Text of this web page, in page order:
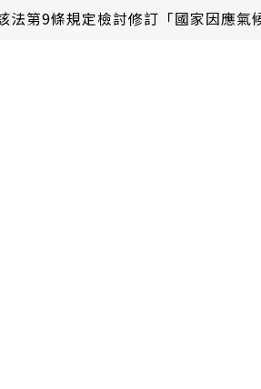
第9條規定檢討修訂「國家因應氣